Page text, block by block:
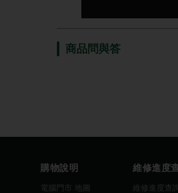
商品問與答
購物說明
電腦門市 地圖
維修進度
維修進度查